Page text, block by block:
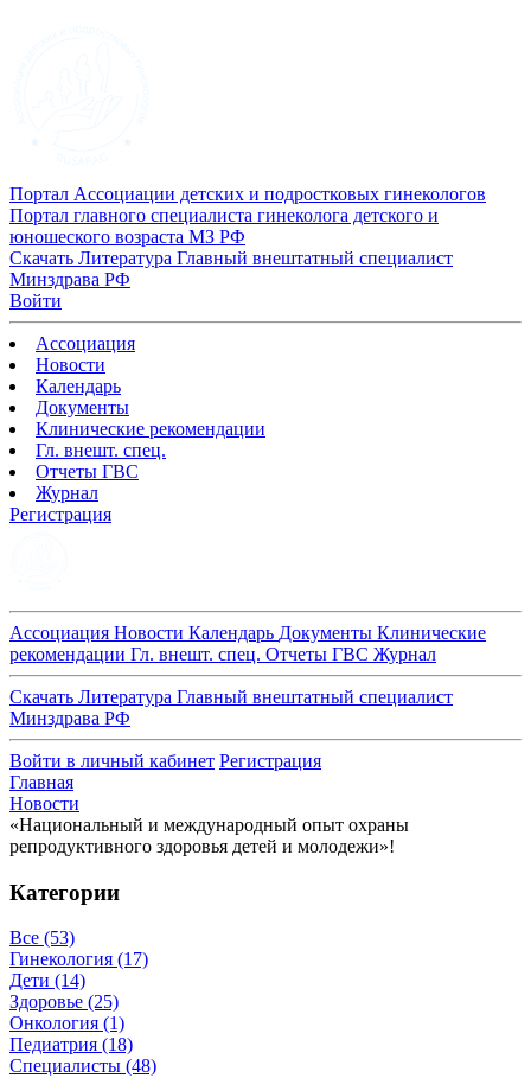
Портал Ассоциации детских и подростковых гинекологов
Портал главного специалиста гинеколога детского и
юношеского возраста МЗ РФ
Скачать Литература Главный внештатный специалист
Минздрава РФ
Войти
Ассоциация
Новости
Календарь
Документы
Клинические рекомендации
Гл. внешт. спец.
Отчеты ГВС
Журнал
Регистрация
Ассоциация Новости Календарь Документы Клинические
рекомендации Гл. внешт. спец. Отчеты ГВС Журнал
Скачать Литература Главный внештатный специалист
Минздрава РФ
Войти в личный кабинет Регистрация
Главная
Новости
«Национальный и международный опыт охраны
репродуктивного здоровья детей и молодежи»!
Категории
Все (53)
Гинекология (17)
Дети (14)
Здоровье (25)
Онкология (1)
Педиатрия (18)
Специалисты (48)